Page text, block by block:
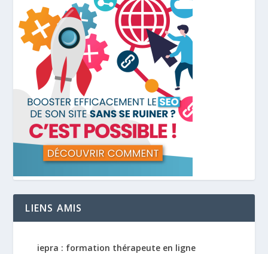
LIENS AMIS
iepra : formation thérapeute en ligne